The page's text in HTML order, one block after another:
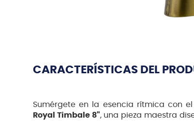
CARACTERÍSTICAS DEL
Sumérgete en la esencia rítmica con el
Royal Timbale 8", una pieza maestra